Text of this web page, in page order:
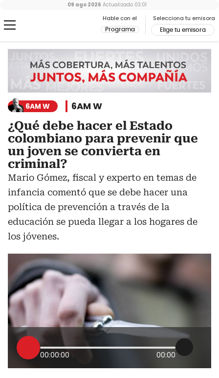
Hable con el
Programa
Selecciona tu emisora
Elige tu emisora
09 ago 2026 Actualizado 03:01
6AM W 6AM W
¿Qué debe hacer el Estado
colombiano para prevenir que
un joven se convierta en
criminal?
Mario Gómez, fiscal y experto en temas de
infancia comentó que se debe hacer una
política de prevención a través de la
educación se pueda llegar a los hogares de
los jóvenes.
00:00:00 00:00